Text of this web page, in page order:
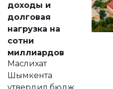
доходы и
долговая
нагрузка на
сотни
миллиардов
Маслихат
Шымкента